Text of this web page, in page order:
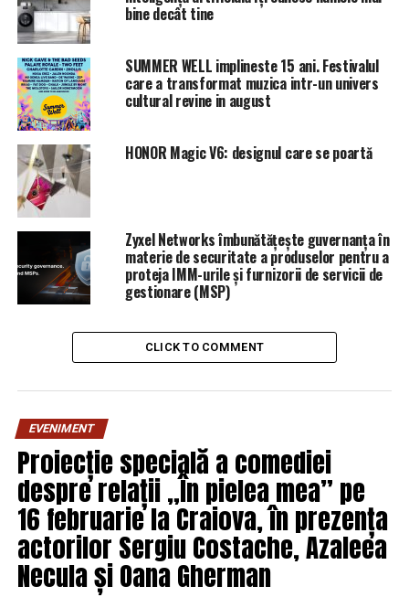
Ce spune despre DEMISIA lui Dragnea | DoljAZI
bine decât tine
SUMMER WELL implineste 15 ani. Festivalul
care a transformat muzica intr-un univers
cultural revine in august
HONOR Magic V6: designul care se poartă
Zyxel Networks îmbunătățește guvernanța în
materie de securitate a produselor pentru a
proteja IMM-urile și furnizorii de servicii de
gestionare (MSP)
CLICK TO COMMENT
EVENIMENT
Proiecție specială a comediei
despre relații „În pielea mea” pe
16 februarie la Craiova, în prezența
actorilor Sergiu Costache, Azaleea
Necula și Oana Gherman